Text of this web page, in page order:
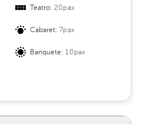
Teatro:20pax
Cabaret:7pax
Banquete:10pax